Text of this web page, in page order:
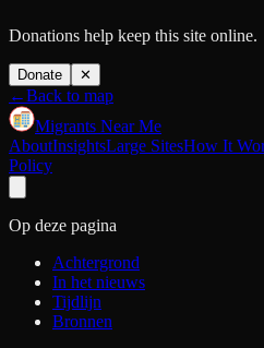
Donations help keep this site online.
Donate ✕
←Back to map
Migrants Near Me
AboutInsightsLarge SitesHow It
Policy
Op deze pagina
Achtergrond
In het nieuws
Tijdlijn
Bronnen